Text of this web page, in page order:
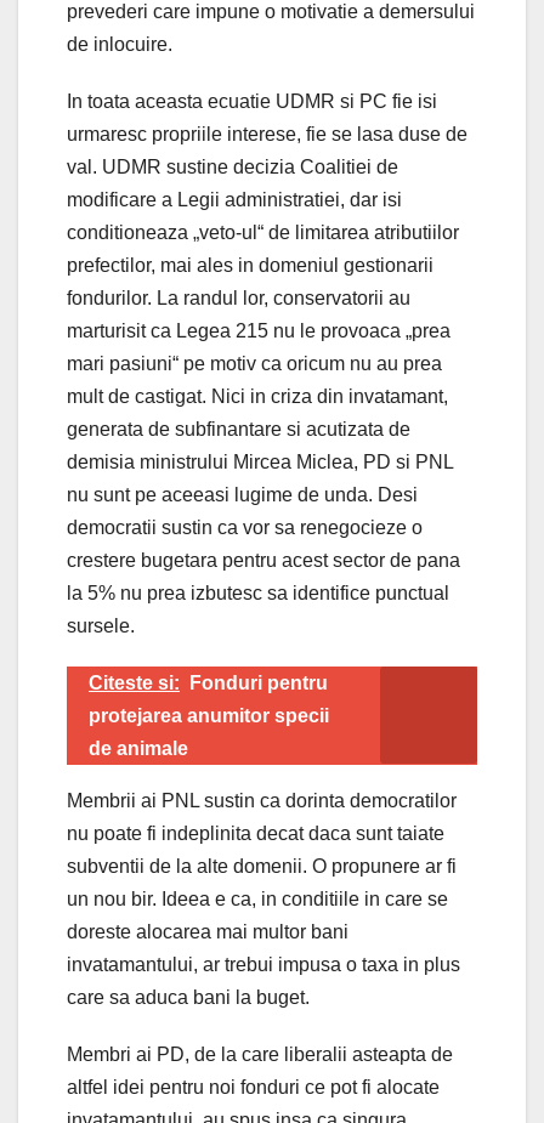
prevederi care impune o motivatie a demersului
de inlocuire.
In toata aceasta ecuatie UDMR si PC fie isi
urmaresc propriile interese, fie se lasa duse de
val. UDMR sustine decizia Coalitiei de
modificare a Legii administratiei, dar isi
conditioneaza „veto-ul“ de limitarea atributiilor
prefectilor, mai ales in domeniul gestionarii
fondurilor. La randul lor, conservatorii au
marturisit ca Legea 215 nu le provoaca „prea
mari pasiuni“ pe motiv ca oricum nu au prea
mult de castigat. Nici in criza din invatamant,
generata de subfinantare si acutizata de
demisia ministrului Mircea Miclea, PD si PNL
nu sunt pe aceeasi lugime de unda. Desi
democratii sustin ca vor sa renegocieze o
crestere bugetara pentru acest sector de pana
la 5% nu prea izbutesc sa identifice punctual
sursele.
Citeste si:
Fonduri pentru
protejarea anumitor specii
de animale
Membrii ai PNL sustin ca dorinta democratilor
nu poate fi indeplinita decat daca sunt taiate
subventii de la alte domenii. O propunere ar fi
un nou bir. Ideea e ca, in conditiile in care se
doreste alocarea mai multor bani
invatamantului, ar trebui impusa o taxa in plus
care sa aduca bani la buget.
Membri ai PD, de la care liberalii asteapta de
altfel idei pentru noi fonduri ce pot fi alocate